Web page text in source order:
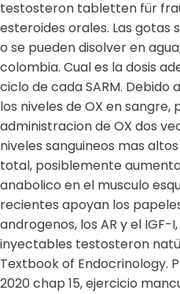
testosteron tabletten für
esteroides orales. Las gotas
o se pueden disolver en
colombia. Cual es la dosis
ciclo de cada SARM. Debido
los niveles de OX en sangre,
administracion de OX dos
niveles sanguineos mas
total, posiblemente
anabolico en el musculo
recientes apoyan los
androgenos, los AR y el
inyectables testosteron
Textbook of Endocrinology.
2020 chap 15, ejercicio